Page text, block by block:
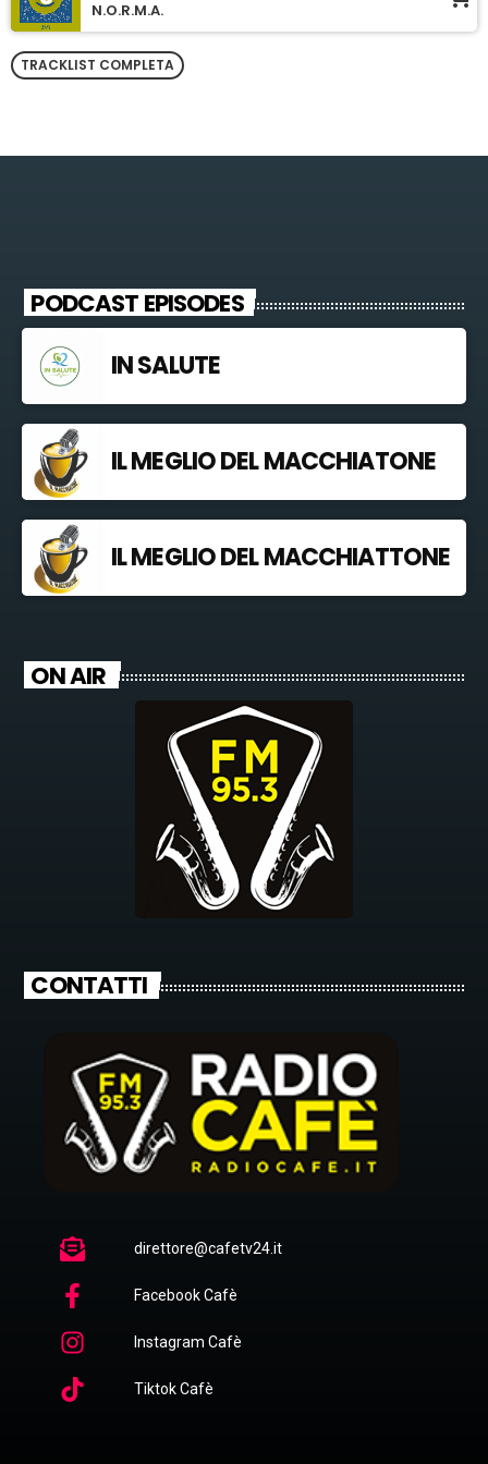
N.O.R.M.A.
TRACKLIST COMPLETA
PODCAST EPISODES
IN SALUTE
IL MEGLIO DEL MACCHIATONE
IL MEGLIO DEL MACCHIATTONE
ON AIR
CONTATTI
direttore@cafetv24.it
Facebook Cafè
Instagram Cafè
Tiktok Cafè